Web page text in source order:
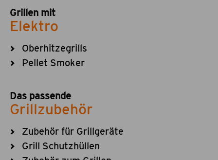
Grillen mit
Elektro
Oberhitzegrills
Pellet Smoker
Das passende
Grillzubehör
Zubehör für Grillgeräte
Grill Schutzhüllen